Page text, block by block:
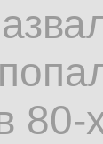
80-